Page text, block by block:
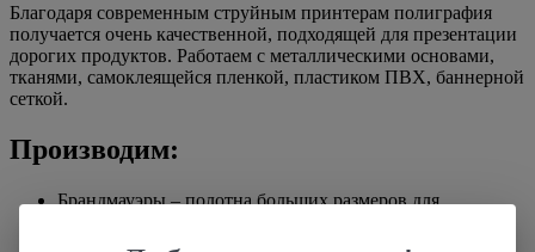
Благодаря современным струйным принтерам полиграфия
получается очень качественной, подходящей для презентации
дорогих продуктов. Работаем с металлическими основами,
тканями, самоклеящейся пленкой, пластиком ПВХ, баннерной
сеткой.
Производим:
Брандмауэры – полотна больших размеров для